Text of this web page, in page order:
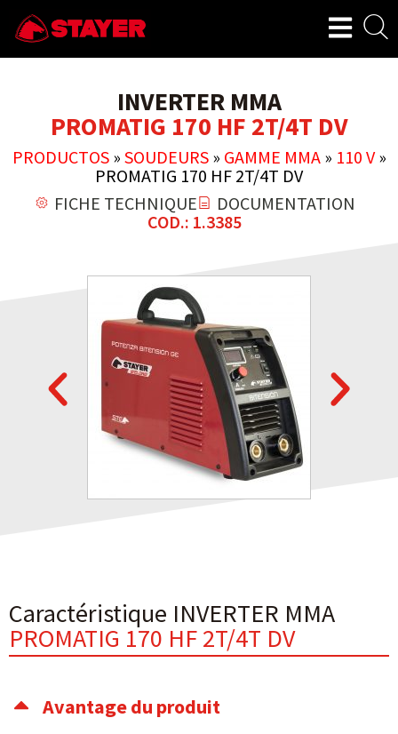
INVERTER MMA
PROMATIG 170 HF 2T/4T DV
PRODUCTOS» SOUDEURS» GAMME MMA» 110 V»
PROMATIG 170 HF 2T/4T DV
FICHE TECHNIQUE
DOCUMENTATION
COD.: 1.3385
Caractéristique INVERTER MMA
PROMATIG 170 HF 2T/4T DV
Avantage du produit